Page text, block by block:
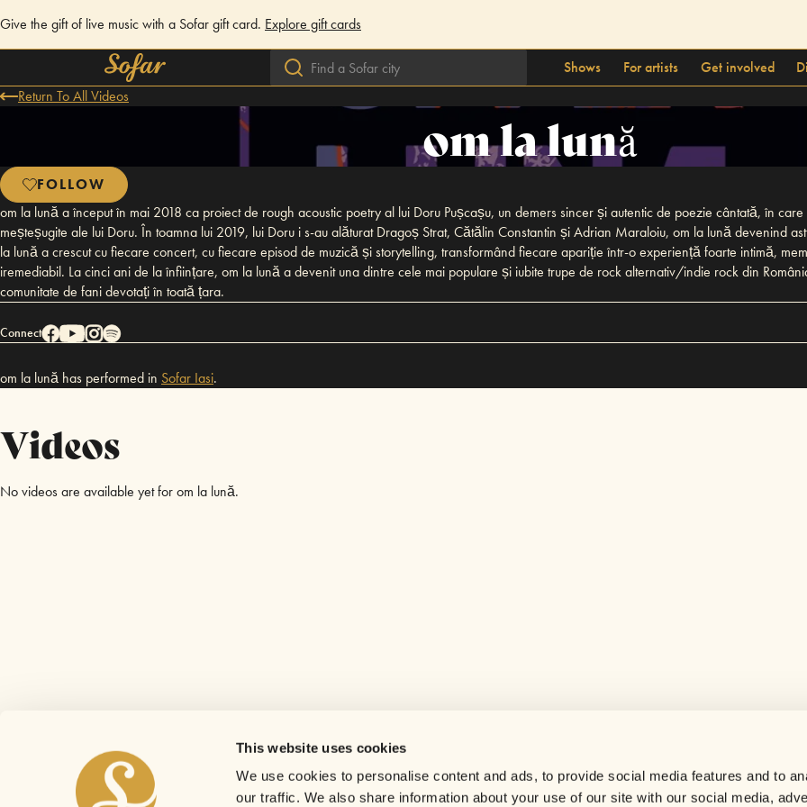
This website uses cookies
We use cookies to personalise content and ads, to provide social media features and to
our traffic. We also share information about your use of our site with our social media,
Give the gift of live music with a Sofar gift card. Explore gift cards
Shows For artists Get involved
Return To All Videos
om la lună
FOLLOW
om la lună a început în mai 2018 ca proiect de rough acoustic poetry al lui Doru Pușcașu, un demers sincer și autentic de poezie cântată, în
meșteșugite ale lui Doru. În toamna lui 2019, lui Doru i s-au alăturat Dragoș Strat, Cătălin Constantin și Adrian Maraloiu, om la lună devenind
la lună a crescut cu fiecare concert, cu fiecare episod de muzică și storytelling, transformând fiecare apariție într-o experiență foarte intimă,
iremediabil. La cinci ani de la înființare, om la lună a devenit una dintre cele mai populare și iubite trupe de rock alternativ/indie rock din
comunitate de fani devotați în toată țara.
Connect
om la lună has performed in Sofar Iasi.
Videos
No videos are available yet for om la lună.
Careers
Contact us